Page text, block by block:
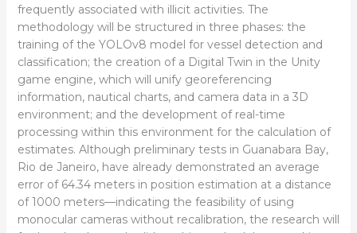
frequently associated with illicit activities. The
methodology will be structured in three phases: the
training of the YOLOv8 model for vessel detection and
classification; the creation of a Digital Twin in the Unity
game engine, which will unify georeferencing
information, nautical charts, and camera data in a 3D
environment; and the development of real-time
processing within this environment for the calculation of
estimates. Although preliminary tests in Guanabara Bay,
Rio de Janeiro, have already demonstrated an average
error of 64.34 meters in position estimation at a distance
of 1000 meters—indicating the feasibility of using
monocular cameras without recalibration, the research will